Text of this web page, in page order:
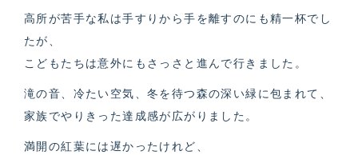
高所が苦手な私は手すりから手を離すのにも精一杯でし
たが、
こどもたちは意外にもさっさと進んで行きました。
滝の音、冷たい空気、冬を待つ森の深い緑に包まれて、
家族でやりきった達成感が広がりました。
満開の紅葉には遅かったけれど、